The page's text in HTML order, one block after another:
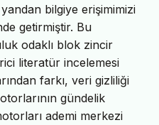
bilgiye erişimimizi
getirmiştir. Bu
odaklı blok zincir
literatür incelemesi
farkı, veri gizliliği
gündelik
ademi merkezi